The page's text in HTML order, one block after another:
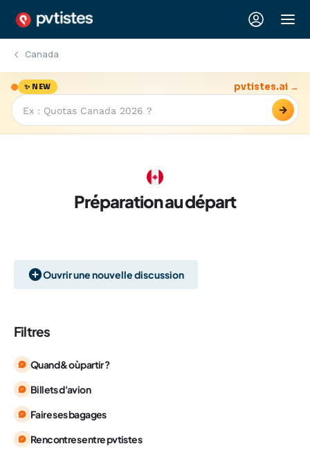
Canada
✨ NEW
→
pvtistes.ai →
Préparation au départ
Ouvrir une nouvelle discussion
Filtres
Quand & où partir ?
Billets d'avion
Faire ses bagages
Rencontres entre pvtistes